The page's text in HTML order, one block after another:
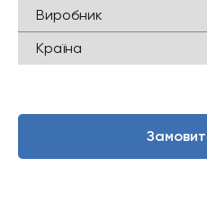
Виробник
Країна